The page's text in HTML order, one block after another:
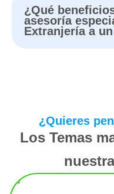
¿Qué
asesoría
Extranjería a
¿Quieres
Los Temas